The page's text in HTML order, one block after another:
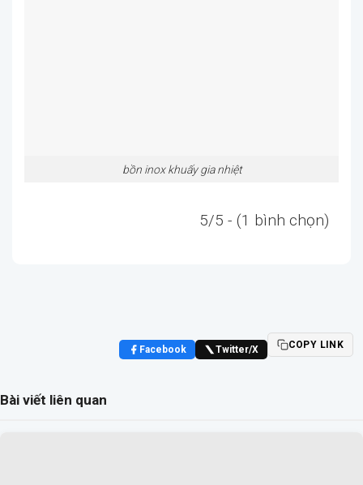
bồn inox khuấy gia nhiệt
5/5 - (1 bình chọn)
Facebook Twitter/X COPY LINK
Bài viết liên quan